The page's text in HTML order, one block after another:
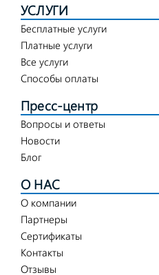
УСЛУГИ
Бесплатные услуги
Платные услуги
Все услуги
Способы оплаты
Пресс-центр
Вопросы и ответы
Новости
Блог
О НАС
О компании
Партнеры
Сертификаты
Контакты
Отзывы